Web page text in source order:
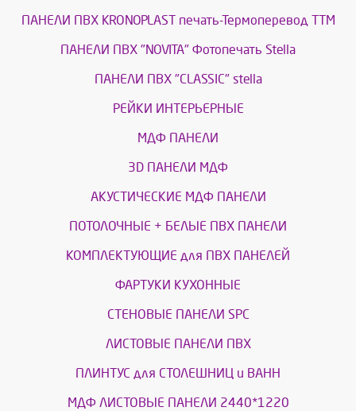
ПАНЕЛИ ПВХ KRONOPLAST печать-Термоперевод ТТМ
ПАНЕЛИ ПВХ "NOVITA" Фотопечать Stella
ПАНЕЛИ ПВХ "CLASSIC" stella
РЕЙКИ ИНТЕРЬЕРНЫЕ
МДФ ПАНЕЛИ
3D ПАНЕЛИ МДФ
АКУСТИЧЕСКИЕ МДФ ПАНЕЛИ
ПОТОЛОЧНЫЕ + БЕЛЫЕ ПВХ ПАНЕЛИ
КОМПЛЕКТУЮЩИЕ для ПВХ ПАНЕЛЕЙ
ФАРТУКИ КУХОННЫЕ
СТЕНОВЫЕ ПАНЕЛИ SPC
ЛИСТОВЫЕ ПАНЕЛИ ПВХ
ПЛИНТУС для СТОЛЕШНИЦ и ВАНН
МДФ ЛИСТОВЫЕ ПАНЕЛИ 2440*1220